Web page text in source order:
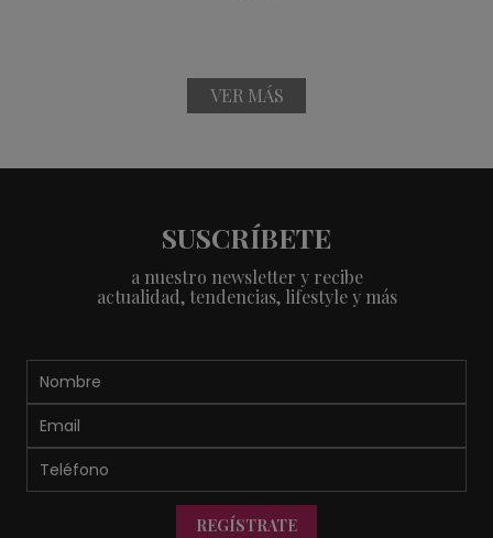
VER MÁS
SUSCRÍBETE
a nuestro newsletter y recibe
actualidad, tendencias, lifestyle y más
REGÍSTRATE